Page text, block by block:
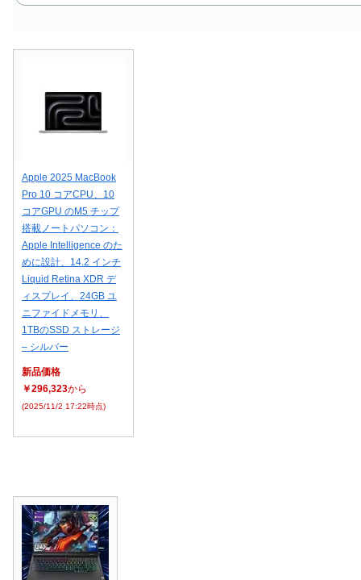
Apple 2025 MacBook
Pro 10 コアCPU、10
コアGPU のM5 チップ
搭載ノートパソコン：
Apple Intelligence のた
めに設計、14.2 インチ
Liquid Retina XDR デ
ィスプレイ、24GB ユ
ニファイドメモリ、
1TBのSSD ストレージ
– シルバー
新品価格
￥296,323から
(2025/11/2 17:22時点)